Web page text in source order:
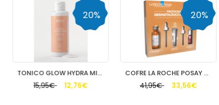
TONICO GLOW HYDRA MILK SEGLE 150ML
15,95€ 12,76€
20%
COFRE LA ROCHE POSAY PURE VITAMIN C10
41,95€ 33,56€
20%